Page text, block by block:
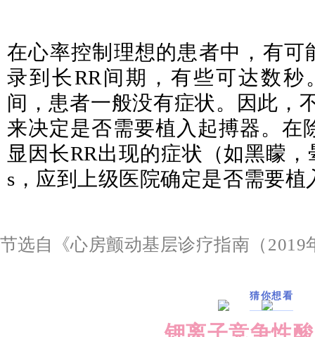
在心率控制理想的患者中，有可
录到长RR间期，有些可达数秒
间，患者一般没有症状。因此，
来决定是否需要植入起搏器。在
显因长RR出现的症状（如黑矇
s，应到上级医院确定是否需要植
节选自《心房颤动基层诊疗指南（2019
猜你想看